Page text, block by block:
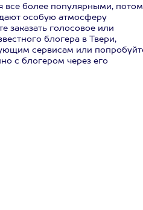
все более популярными,
особую атмосферу
заказать голосовое или
блогера в Твери,
сервисам или
с блогером через его